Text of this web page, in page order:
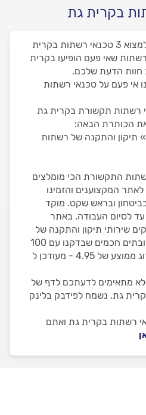
בקרית גת
באתר המקצוענים תוכלו למצוא 3 טכנאי רשתות בקרית
32 טכנאי רשתות שאי פעם הופיעו בקרית
חוות הדעת שלכם.
אי פעם על טכנאי רשתות
רשתות תקשורת בקרית גת
הכותרת הבאה:
תיקון והתקנה של רשתות
התקשורת הכי מומלצים
המקצוענים והזמינו
ובראש שקט. מוקד
עד לסיום העבודה. באתר
שמספקים שירותי תיקון והתקנה של
רשתות, נקודות תקשורת ובתים חכמים שבדקנו עם 100
חוות דעת מאומתות, בדירוג ממוצע של 4.95 - מעודכן ל
לא מתאימים לדעתכם לדף של
גת, נשמח לפידבק בלינק
רשתות בקרית גת ואתם